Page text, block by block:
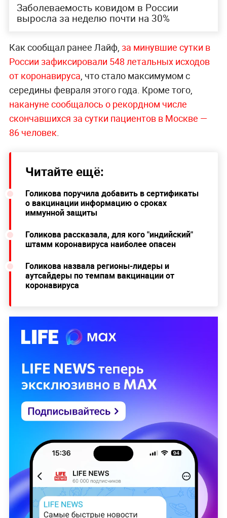
Заболеваемость ковидом в России
выросла за неделю почти на 30%
Как сообщал ранее Лайф, за минувшие сутки в
России зафиксировали 548 летальных исходов
от коронавируса, что стало максимумом с
середины февраля этого года. Кроме того,
накануне сообщалось о рекордном числе
скончавшихся за сутки пациентов в Москве —
86 человек.
Читайте ещё:
Голикова поручила добавить в сертификаты
о вакцинации информацию о сроках
иммунной защиты
Голикова рассказала, для кого "индийский"
штамм коронавируса наиболее опасен
Голикова назвала регионы-лидеры и
аутсайдеры по темпам вакцинации от
коронавируса